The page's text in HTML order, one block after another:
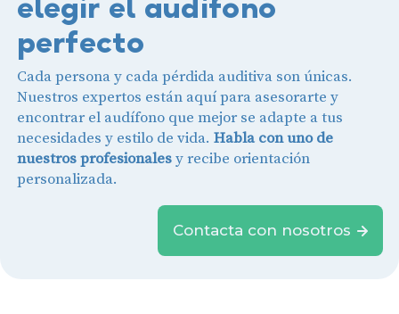
perfecto
Cada persona y cada pérdida auditiva son únicas.
Nuestros expertos están aquí para asesorarte y
encontrar el audífono que mejor se adapte a tus
necesidades y estilo de vida. Habla con uno de
nuestros profesionalesy recibe orientación
personalizada.
Contacta con nosotros